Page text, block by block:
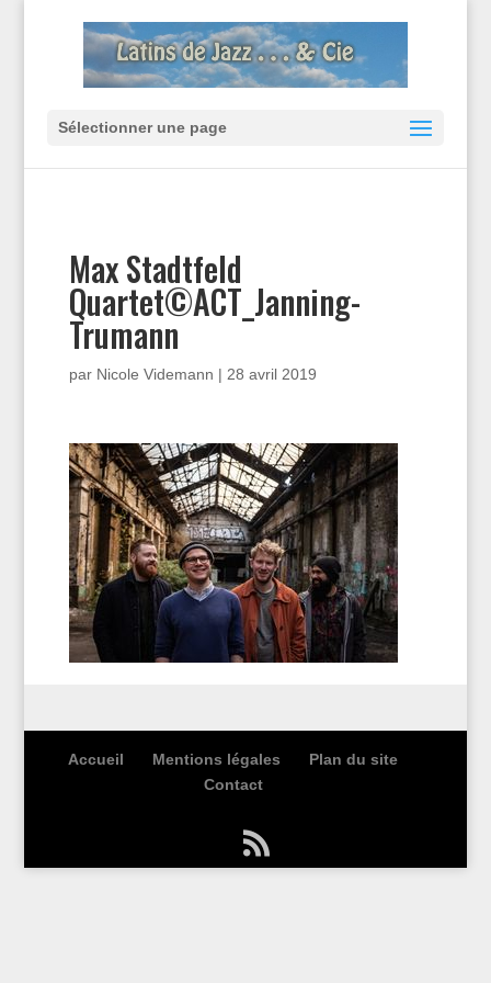
Sélectionner une page
Max Stadtfeld
Quartet©ACT_Janning-
Trumann
par Nicole Videmann | 28 avril 2019
Accueil Mentions légales
Plan du site
Contact